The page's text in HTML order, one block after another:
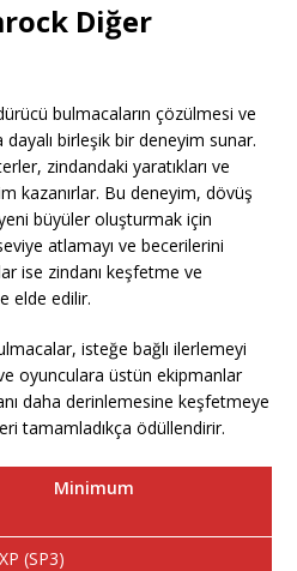
Diğer
bulmacaların çözülmesi ve
dayalı birleşik bir deneyim sunar.
zindandaki yaratıkları ve
kazanırlar. Bu deneyim, dövüş
büyüler oluşturmak için
atlamayı ve becerilerini
ise zindanı keşfetme ve
elde edilir.
isteğe bağlı ilerlemeyi
oyunculara üstün ekipmanlar
daha derinlemesine keşfetmeye
tamamladıkça ödüllendirir.
Minimum
(SP3)